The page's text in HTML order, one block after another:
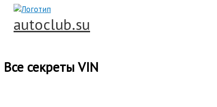
Перейти
содержимому
autoclub.su
Все секреты VIN